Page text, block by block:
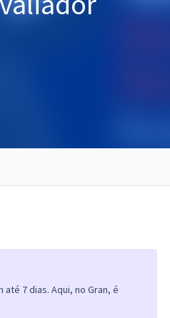
7 dias. Aqui, no Gran, é